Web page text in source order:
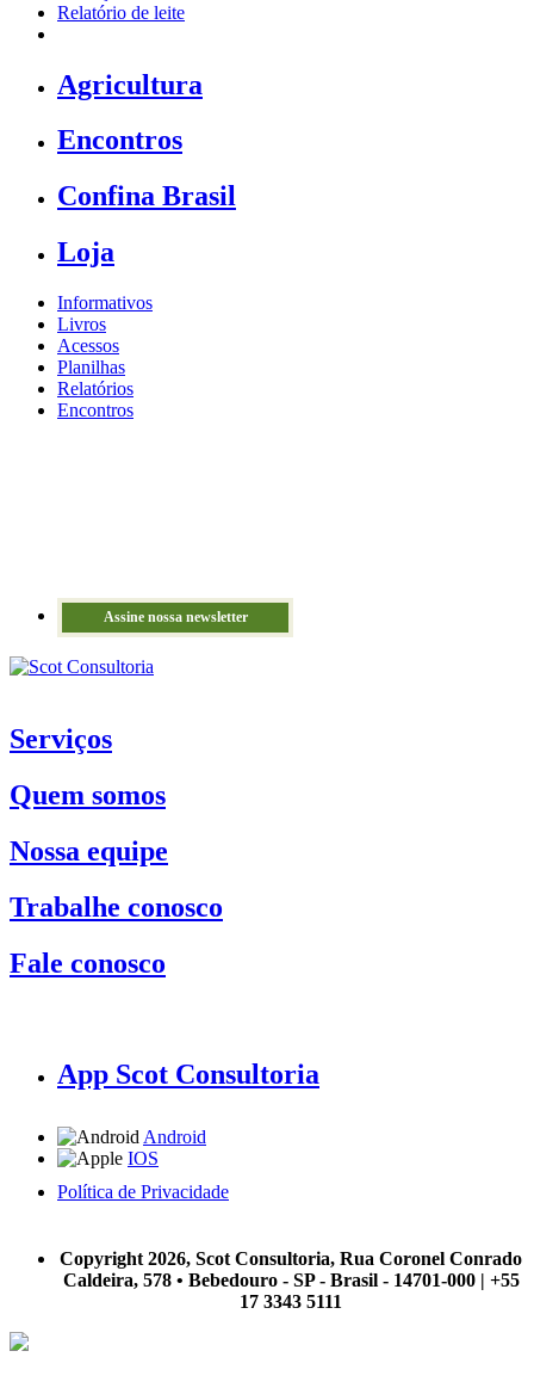
Relatório de leite
Agricultura
Encontros
Confina Brasil
Loja
Informativos
Livros
Acessos
Planilhas
Relatórios
Encontros
Assine nossa newsletter
Serviços
Quem somos
Nossa equipe
Trabalhe conosco
Fale conosco
App Scot Consultoria
Android
IOS
Política de Privacidade
Copyright 2026, Scot Consultoria, Rua Coronel Conrado
Caldeira, 578 • Bebedouro - SP - Brasil - 14701-000 | +55
17 3343 5111